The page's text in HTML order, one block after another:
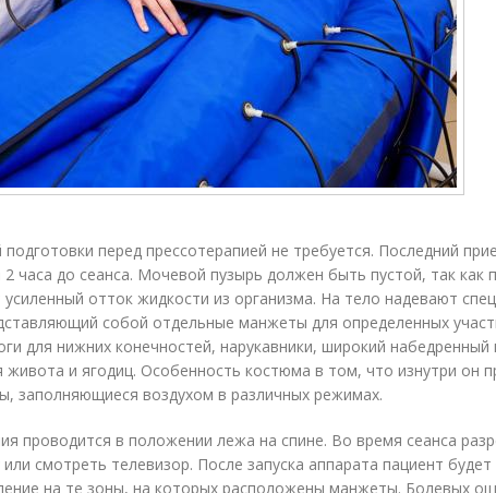
подготовки перед прессотерапией не требуется. Последний
часа до сеанса. Мочевой пузырь должен быть пустой, так как
усиленный отток жидкости из организма. На тело надевают
собой отдельные манжеты для определенных
для нижних конечностей, нарукавники, широкий набедренный
и ягодиц. Особенность костюма в том, что изнутри он
заполняющиеся воздухом в различных режимах.
проводится в положении лежа на спине. Во время сеанса
или смотреть телевизор. После запуска аппарата пациент
на те зоны, на которых расположены манжеты. Болевых